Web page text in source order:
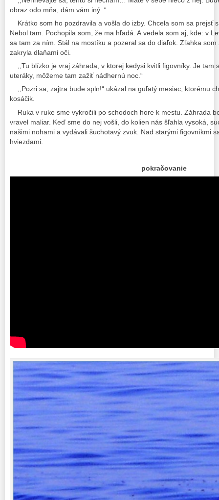
obraz odo mňa, dám vám iný..“
Krátko som ho pozdravila a vošla do izby. Chcela som sa prejsť
Nebol tam. Pochopila som, že ma hľadá. A vedela som aj, kde: v
sa tam za ním. Stál na mostíku a pozeral sa do diaľok. Zľahka
zakryla dlaňami oči.
,,Tu blízko je vraj záhrada, v ktorej kedysi kvitli figovníky. Je tam
uteráky, môžeme tam zažiť nádhernú noc.“
,,Pozri sa, zajtra bude spln!“ ukázal na guľatý mesiac, ktorému
kosáčik.
Ruka v ruke sme vykročili po schodoch hore k mestu. Záhrada
vravel maliar. Keď sme do nej vošli, do kolien nás šľahla vysoká,
našimi nohami a vydávali šuchotavý zvuk. Nad starými figovníkmi
hviezdami.
pokračovanie